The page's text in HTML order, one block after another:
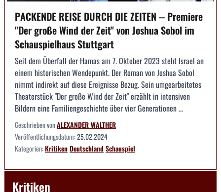
PACKENDE REISE DURCH DIE ZEITEN -- Premiere
"Der große Wind der Zeit" von Joshua Sobol im
Schauspielhaus Stuttgart
Seit dem Überfall der Hamas am 7. Oktober 2023 steht Israel an
einem historischen Wendepunkt. Der Roman von Joshua Sobol
nimmt indirekt auf diese Ereignisse Bezug. Sein umgearbeitetes
Theaterstück "Der große Wind der Zeit" erzählt in intensiven
Bildern eine Familiengeschichte über vier Generationen ...
Geschrieben vonALEXANDER WALTHER
Veröffentlichungsdatum:25.02.2024
Kategorien:KritikenDeutschlandSchauspiel
Kritiken